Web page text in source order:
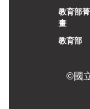
教育部
畫
教育部
©國